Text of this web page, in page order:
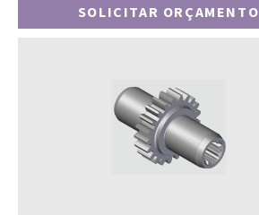
SOLICITAR ORÇAMENTO